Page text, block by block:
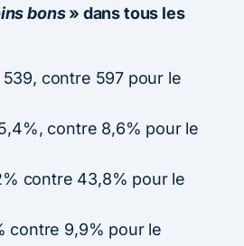
bons» dans tous les
539, contre 597 pour le
contre 8,6% pour le
contre 43,8% pour le
contre 9,9% pour le